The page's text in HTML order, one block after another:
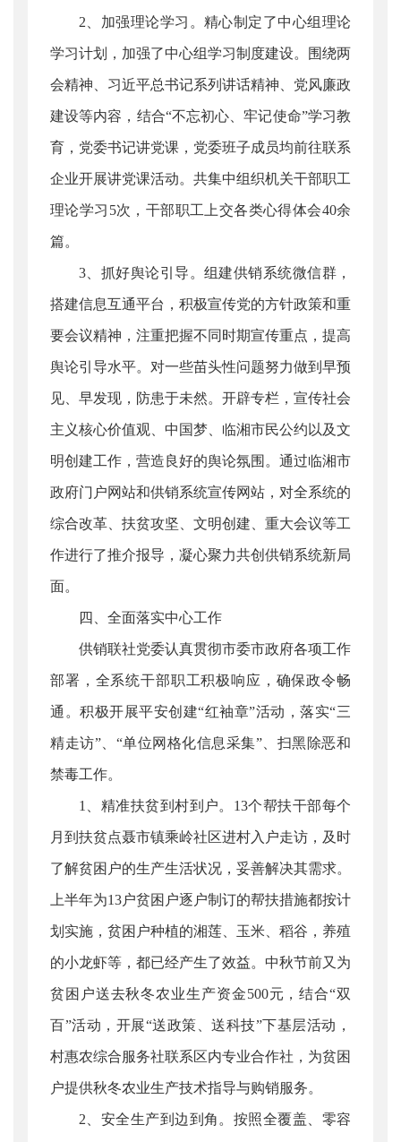
2、加强理论学习。精心制定了中心组理论
学习计划，加强了中心组学习制度建设。围绕两
会精神、习近平总书记系列讲话精神、党风廉政
建设等内容，结合“不忘初心、牢记使命”学习教
育，党委书记讲党课，党委班子成员均前往联系
企业开展讲党课活动。共集中组织机关干部职工
理论学习5次，干部职工上交各类心得体会40余
篇。
3、抓好舆论引导。组建供销系统微信群，
搭建信息互通平台，积极宣传党的方针政策和重
要会议精神，注重把握不同时期宣传重点，提高
舆论引导水平。对一些苗头性问题努力做到早预
见、早发现，防患于未然。开辟专栏，宣传社会
主义核心价值观、中国梦、临湘市民公约以及文
明创建工作，营造良好的舆论氛围。通过临湘市
政府门户网站和供销系统宣传网站，对全系统的
综合改革、扶贫攻坚、文明创建、重大会议等工
作进行了推介报导，凝心聚力共创供销系统新局
面。
四、全面落实中心工作
供销联社党委认真贯彻市委市政府各项工作
部署，全系统干部职工积极响应，确保政令畅
通。积极开展平安创建“红袖章”活动，落实“三
精走访”、“单位网格化信息采集”、扫黑除恶和
禁毒工作。
1、精准扶贫到村到户。13个帮扶干部每个
月到扶贫点聂市镇乘岭社区进村入户走访，及时
了解贫困户的生产生活状况，妥善解决其需求。
上半年为13户贫困户逐户制订的帮扶措施都按计
划实施，贫困户种植的湘莲、玉米、稻谷，养殖
的小龙虾等，都已经产生了效益。中秋节前又为
贫困户送去秋冬农业生产资金500元，结合“双
百”活动，开展“送政策、送科技”下基层活动，
村惠农综合服务社联系区内专业合作社，为贫困
户提供秋冬农业生产技术指导与购销服务。
2、安全生产到边到角。按照全覆盖、零容